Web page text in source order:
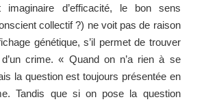
imaginaire d’efficacité, le bon sens
collectif ?) ne voit pas de raison
génétique, s’il permet de trouver
d’un crime. « Quand on n’a rien à se
la question est toujours présentée en
Tandis que si on pose la question